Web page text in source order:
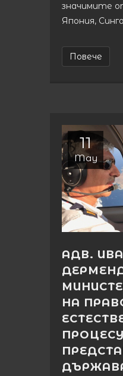
значимите
Япония,
Повече
11
May
АДВ.
НА